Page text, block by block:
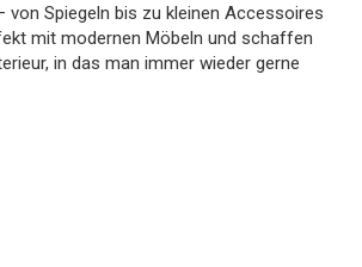
von Spiegeln bis zu kleinen Accessoires
mit modernen Möbeln und schaffen
in das man immer wieder gerne